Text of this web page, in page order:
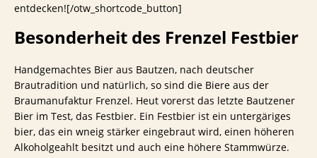
entdecken![/otw_shortcode_button]
Besonderheit des Frenzel Festbier
Handgemachtes Bier aus Bautzen, nach deutscher
Brautradition und natürlich, so sind die Biere aus der
Braumanufaktur Frenzel. Heut vorerst das letzte Bautzener
Bier im Test, das Festbier. Ein Festbier ist ein untergäriges
bier, das ein wneig stärker eingebraut wird, einen höheren
Alkoholgeahlt besitzt und auch eine höhere Stammwürze.